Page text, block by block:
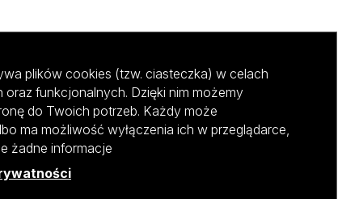
plików cookies (tzw. ciasteczka) w celach
funkcjonalnych. Dzięki nim możemy
do Twoich potrzeb. Każdy może
ma możliwość wyłączenia ich w przeglądarce,
żadne informacje